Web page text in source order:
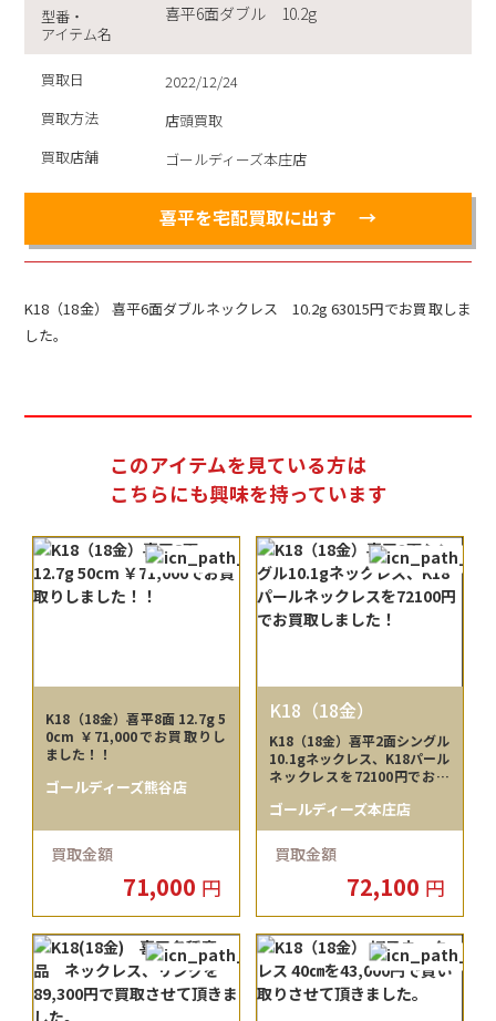
型番・
アイテム名
喜平6面ダブル 10.2g
買取日
2022/12/24
買取方法
店頭買取
買取店舗
ゴールディーズ本庄店
喜平を宅配買取に出す
K18（18金） 喜平6面ダブルネックレス 10.2g 63015円でお買取しま
した。
このアイテムを見ている方は
こちらにも興味を持っています
K18（18金）喜平8面 12.7g 5
0cm ￥71,000でお買取りし
ました！！
ゴールディーズ熊谷店
買取金額
71,000 円
K18（18金）
K18（18金）喜平2面シングル
10.1gネックレス、K18パール
ネックレスを72100円でお買
ゴールディーズ本庄店
買取金額
72,100 円